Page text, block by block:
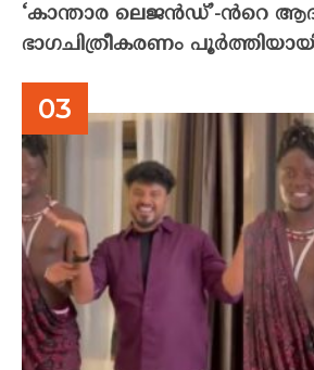
‘കാന്താര ലെജൻഡ്’-ൻറെ
ഭാഗചിത്രീകരണം